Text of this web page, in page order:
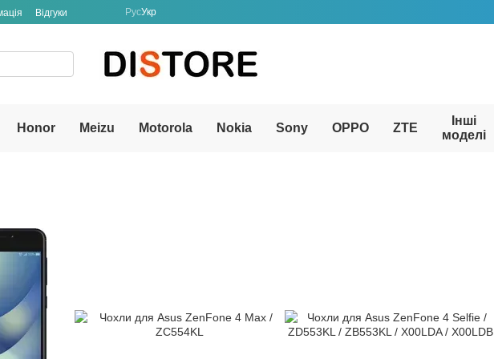
Відгуки РусУкр
Honor Meizu Motorola Nokia Sony OPPO ZTE
Інші
моделі